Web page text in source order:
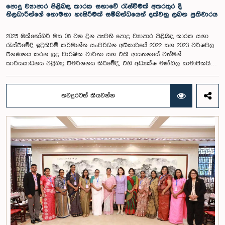
පොදු ව්‍යාපාර පිළිබඳ කාරක සභාවේ රැස්වීමක් අතරතුර දී
නිලධාරීන්ගේ නොමනා හැසිරීමක් සම්බන්ධයෙන් දක්වනු ලබන ප්‍රතිචාරය
2025 ඔක්තෝබර් මස 08 වන දින පැවති පොදු ව්‍යාපාර පිළිබඳ කාරක සභා
රැස්වීමේදී ඉදිකිරීම් කර්මාන්ත සංවර්ධන අධිකාරියේ 2022 සහ 2023 වර්ෂවල
විගණනය කරන ලද වාර්ෂික වාර්තා සහ එකී ආයතනයේ වත්මන්
කාර්යසාධනය පිළිබඳ විමර්ශනය කිරීමේදී, එහි අධ්‍යක්ෂ මණ්ඩල සාමාජිකයින්
නිලධාරීන් විසින් තම ඇඳුම් පැළඳුම් සම්බන්ධයෙන් පිළිපැදිය යුතු වන
නිර්නායකයන්ගෙන් බැහැරව, එකී අවස්ථාවට නුසුදුසු ආකාරයෙන් සැරසී
රැස්වීමට සහභාගී වී සිටි බව කාරක සභාව විසින් නිරීක්ෂණය කරන ලදී.
තවද, ඉහත කී නිලධාරීන් දෙදෙනාම පාර්ලිමේන්තු සම්ප්‍රදායට හා
ක්‍රියාපටිපාටියට පටහැනි අයුරින් සභාපතිවරයාගේ පූර්ව අවසරයකින් තොරව
කාරක සභා රැස්වීමෙන් බැහැර ගොස් ඇති බව ද කාරක සභාව විසින් සඳහන්
කරන ලදී. මෙම සිද්ධීන් සම්බන්ධයෙන් පොදු ව්‍යාපාර පිළිබඳ කාරක සභාවේ
සභාපතිවරයා විසින් මතු කරන ලද වරප්‍රසාද පිළිබඳ ගැටළුවට අනුව,
පාර්ලිමේන්තුවට අපහාස කිරීමේ චෝදනාව යටතේ එම නිලධාරීන් දෙදෙනා 2026
පෙබරවාරි මස 17 වැනි දින ආචාරධර්ම හා වරප්‍රසාද පිළිබඳ කාරක සභාව
හමුවේ පෙනී සිටිනු ලැබූ අතර, එහිදී, ඔවුන් විසින් සිය හැසිරීම සම්බන්ධයෙන්
අවංකවම සමාව අයැද සිටින බව සඳහන් කෙරිණි. පාර්ලිමේන්තු කාරක
සභාවල අධිකාරිය, ගෞරවය සහ ස්ථාපිත ක්‍රියාපටිපාටිවලට ගෞරව කිරීමේ
වැදගත්කම පිළිබඳව නිසි අවබෝධයකින් යුතුව තම ක්‍රියාවන්හි බරපතලකම
තවදුරටත් කියවන්න